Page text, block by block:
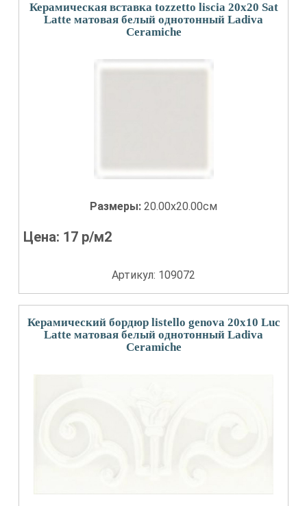
Керамическая вставка tozzetto liscia 20x20 Sat
Latte матовая белый однотонный Ladiva
Сeramiche
Размеры: 20.00x20.00см
Цена: 17 р/м2
Артикул: 109072
Керамический бордюр listello genova 20x10 Luc
Latte матовая белый однотонный Ladiva
Сeramiche